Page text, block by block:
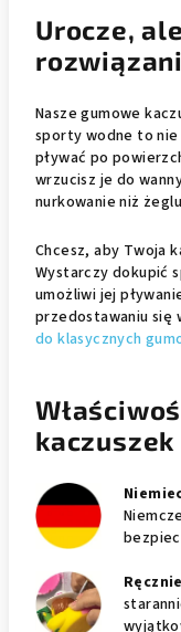
Urocze,
Nasze gumowe
sporty wodne to nie
pływać po
wrzucisz je do
nurkowanie niż
Chcesz, aby Twoja
Wystarczy dokupić
umożliwi jej
przedostawaniu się
do klasycznych